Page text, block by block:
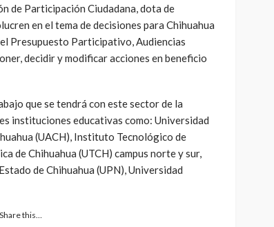
de Participación Ciudadana, dota de
en el tema de decisiones para Chihuahua
Presupuesto Participativo, Audiencias
decidir y modificar acciones en beneficio
que se tendrá con este sector de la
instituciones educativas como: Universidad
(UACH), Instituto Tecnológico de
de Chihuahua (UTCH) campus norte y sur,
de Chihuahua (UPN), Universidad
Share this…